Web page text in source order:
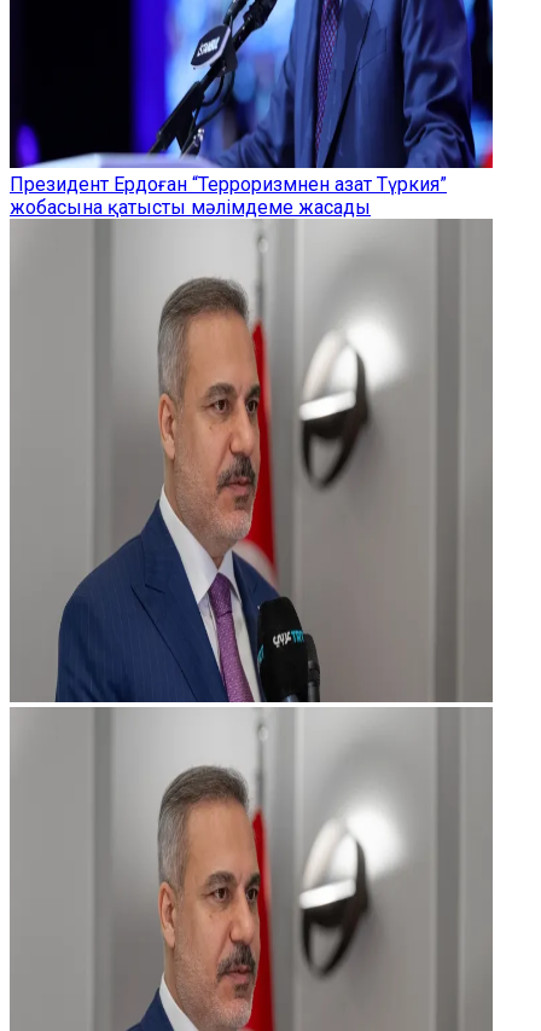
Президент Ердоған “Терроризмнен азат Түркия”
жобасына қатысты мәлімдеме жасады